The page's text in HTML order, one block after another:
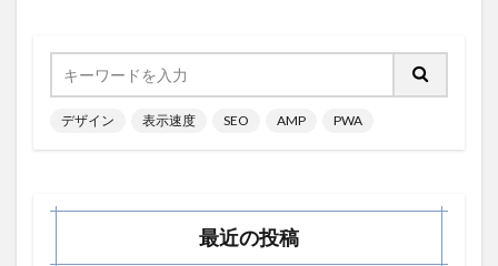
デザイン 表示速度 SEO AMP PWA
最近の投稿